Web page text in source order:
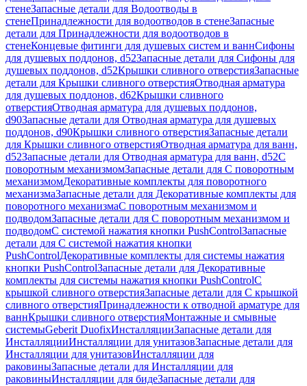
стенеЗапасные детали для Водоотводы в
стенеПринадлежности для водоотводов в стенеЗапасные
детали для Принадлежности для водоотводов в
стенеКонцевые фитинги для душевых систем и ваннСифоны
для душевых поддонов, d52Запасные детали для Сифоны для
душевых поддонов, d52Крышки сливного отверстияЗапасные
детали для Крышки сливного отверстияОтводная арматура
для душевых поддонов, d62Крышки сливного
отверстияОтводная арматура для душевых поддонов,
d90Запасные детали для Отводная арматура для душевых
поддонов, d90Крышки сливного отверстияЗапасные детали
для Крышки сливного отверстияОтводная арматура для ванн,
d52Запасные детали для Отводная арматура для ванн, d52С
поворотным механизмомЗапасные детали для С поворотным
механизмомДекоративные комплекты для поворотного
механизмаЗапасные детали для Декоративные комплекты для
поворотного механизмаС поворотным механизмом и
подводомЗапасные детали для С поворотным механизмом и
подводомС системой нажатия кнопки PushControlЗапасные
детали для С системой нажатия кнопки
PushControlДекоративные комплекты для системы нажатия
кнопки PushControlЗапасные детали для Декоративные
комплекты для системы нажатия кнопки PushControlС
крышкой сливного отверстияЗапасные детали для С крышкой
сливного отверстияПринадлежности к отводной арматуре для
ваннКрышки сливного отверстияМонтажные и смывные
системыGeberit DuofixИнсталляцииЗапасные детали для
ИнсталляцииИнсталляции для унитазовЗапасные детали для
Инсталляции для унитазовИнсталляции для
раковиныЗапасные детали для Инсталляции для
раковиныИнсталляции для бидеЗапасные детали для